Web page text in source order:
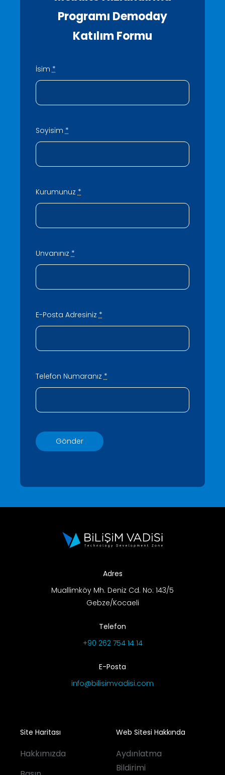
Programı Demoday
Katılım Formu
İsim *
Soyisim *
Kurumunuz *
Unvanınız*
E-Posta Adresiniz*
Telefon Numaranız*
Gönder
Adres
Muallimköy Mh. Deniz Cd. No: 143/5
Gebze/Kocaeli
Telefon
+90 262 754 14 14
E-Posta
info@bilisimvadisi.com
Site Haritası
Hakkımızda
Web Sitesi Hakkında
Aydınlatma
Bildirimi